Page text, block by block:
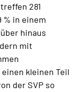
281
% in einem
hinaus
mit
kleinen Teil
der SVP so